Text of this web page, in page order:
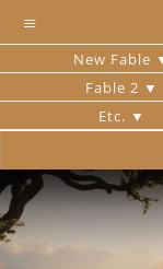
≡
New Fable
Fable 2
Etc.